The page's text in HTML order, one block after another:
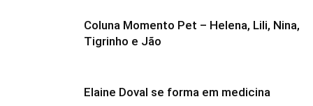
Coluna Momento Pet – Helena, Lili, Nina,
Tigrinho e Jão
Elaine Doval se forma em medicina